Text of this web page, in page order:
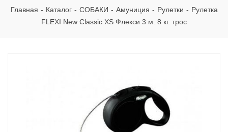
Главная - Каталог - СОБАКИ - Амуниция - Рулетки - Рулетка
FLEXI New Classic XS Флекси 3 м. 8 кг. трос